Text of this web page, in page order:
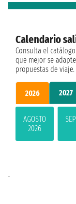
Calendario
Consulta el
que mejor se
propuestas de viaje.
2026 2027
AGOSTO
2026
-